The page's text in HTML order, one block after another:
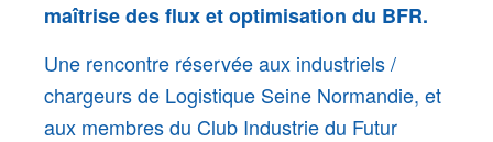
maîtrise des flux et optimisation du BFR.
Une rencontre réservée aux industriels /
chargeurs de Logistique Seine Normandie, et
aux membres du Club Industrie du Futur